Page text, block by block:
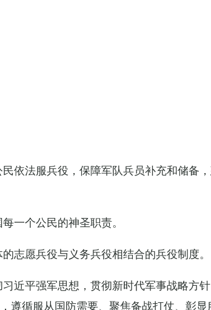
依法服兵役，保障军队兵员补充和储备
一个公民的神圣职责。
志愿兵役与义务兵役相结合的兵役制度。
近平强军思想，贯彻新时代军事战略方
遵循服从国防需要、聚焦备战打仗、彰